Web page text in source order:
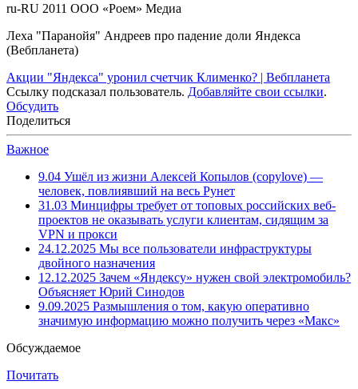
ru-RU 2011 ООО «Роем» Медиа
Леха "Паранойя" Андреев про падение доли Яндекса
(Вебпланета)
Акции "Яндекса" уронил счетчик Клименко? | Вебпланета
Ссылку подсказал пользователь. Добавляйте свои ссылки.
Обсудить
Поделиться
Важное
9.04 Ушёл из жизни Алексей Копылов (copylove) —
человек, повлиявший на весь Рунет
31.03 Минцифры требует от топовых российских веб-
проектов не оказывать услуги клиентам, сидящим за
VPN и прокси
24.12.2025 Мы все пользователи инфраструктуры
двойного назначения
12.12.2025 Зачем «Яндексу» нужен свой электромобиль?
Объясняет Юрий Синодов
9.09.2025 Размышления о том, какую оперативно
значимую информацию можно получить через «Макс»
Обсуждаемое
Почитать